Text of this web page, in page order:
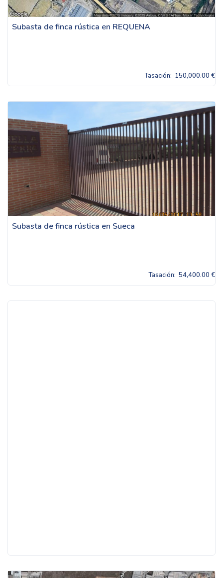
Subasta de finca rústica en REQUENA
Tasación: 150,000.00 €
Subasta de finca rústica en Sueca
Tasación: 54,400.00 €